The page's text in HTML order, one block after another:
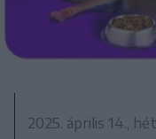
2025. április 14.,